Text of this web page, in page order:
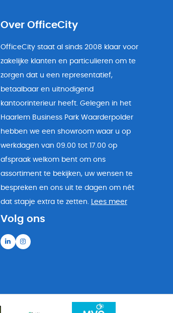
Over OfficeCity
OfficeCity staat al sinds 2008 klaar voor
zakelijke klanten en particulieren om te
zorgen dat u een representatief,
betaalbaar en uitnodigend
kantoorinterieur heeft. Gelegen in het
Haarlem Business Park Waarderpolder
hebben we een showroom waar u op
werkdagen van 09.00 tot 17.00 op
afspraak welkom bent om ons
assortiment te bekijken, uw wensen te
bespreken en ons uit te dagen om nét
dat stapje extra te zetten.
Lees meer
Volg ons